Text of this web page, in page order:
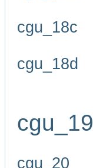
cgu_18c
cgu_18d
cgu_19
cgu_20